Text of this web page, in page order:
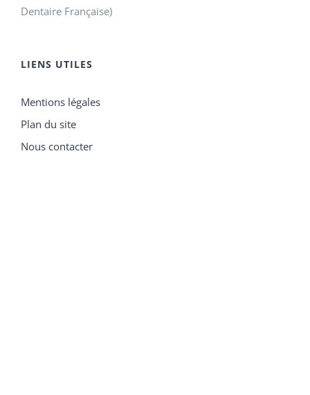
Dentaire Française)
LIENS UTILES
Mentions légales
Plan du site
Nous contacter